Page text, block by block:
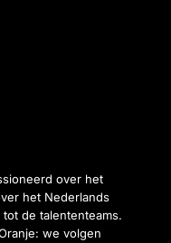
over het
het Nederlands
de talententeams.
we volgen